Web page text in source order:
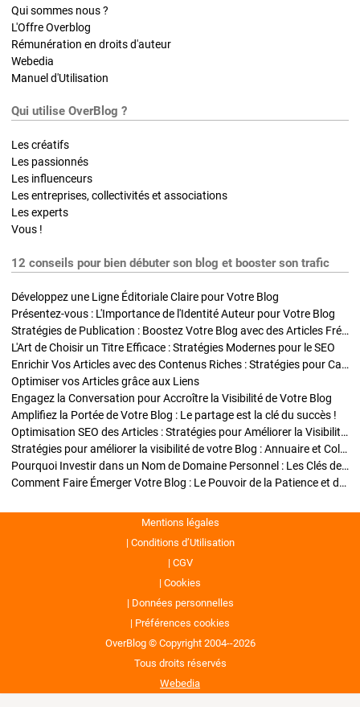
Qui sommes nous ?
L'Offre Overblog
Rémunération en droits d'auteur
Webedia
Manuel d'Utilisation
Qui utilise OverBlog ?
Les créatifs
Les passionnés
Les influenceurs
Les entreprises, collectivités et associations
Les experts
Vous !
12 conseils pour bien débuter son blog et booster son trafic
Développez une Ligne Éditoriale Claire pour Votre Blog
Présentez-vous : L'Importance de l'Identité Auteur pour Votre Blog
Stratégies de Publication : Boostez Votre Blog avec des Articles Fréquents et Exclusifs
L'Art de Choisir un Titre Efficace : Stratégies Modernes pour le SEO
Enrichir Vos Articles avec des Contenus Riches : Stratégies pour Captiver et Optimiser
Optimiser vos Articles grâce aux Liens
Engagez la Conversation pour Accroître la Visibilité de Votre Blog
Amplifiez la Portée de Votre Blog : Le partage est la clé du succès !
Optimisation SEO des Articles : Stratégies pour Améliorer la Visibilité de Votre Blog
Stratégies pour améliorer la visibilité de votre Blog : Annuaire et Collaborations
Pourquoi Investir dans un Nom de Domaine Personnel : Les Clés de la Réussite de Votre Blog
Comment Faire Émerger Votre Blog : Le Pouvoir de la Patience et de la Persévérance
Mentions légales
Conditions d’Utilisation
CGV
Cookies
Données personnelles
Préférences cookies
OverBlog © Copyright 2004--2026
Tous droits réservés
Webedia